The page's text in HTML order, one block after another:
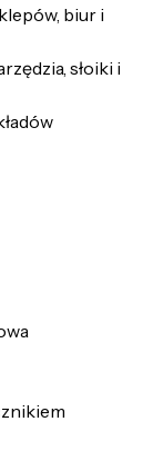
biur i
słoiki i